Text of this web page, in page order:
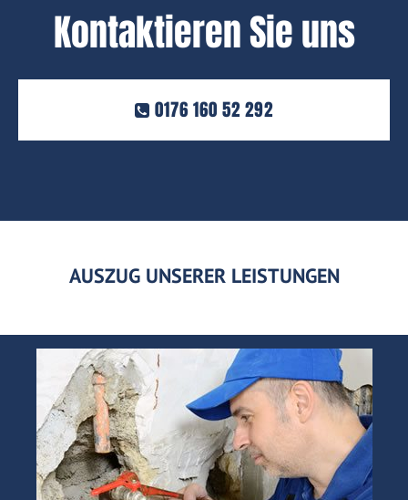
Kontaktieren Sie uns
0176 160 52 292
AUSZUG UNSERER LEISTUNGEN